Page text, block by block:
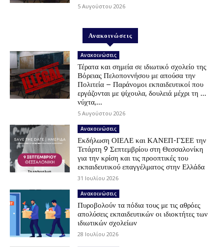
5 Αυγούστου 2026
Ανακοινώσεις
Ανακοινώσεις
Τέρατα και σημεία σε ιδιωτικό σχολείο της
Βόρειας Πελοποννήσου με απούσα την
Πολιτεία – Παράνομοι εκπαιδευτικοί που
εργάζονται με ψίχουλα, δουλειά μέχρι τη …
νύχτα,...
5 Αυγούστου 2026
Ανακοινώσεις
Εκδήλωση ΟΙΕΛΕ και ΚΑΝΕΠ-ΓΣΕΕ την
Τετάρτη 9 Σεπτεμβρίου στη Θεσσαλονίκη
για την κρίση και τις προοπτικές του
εκπαιδευτικού επαγγέλματος στην Ελλάδα
31 Ιουλίου 2026
Ανακοινώσεις
Πυροβολούν τα πόδια τους με τις αθρόες
απολύσεις εκπαιδευτικών οι ιδιοκτήτες των
ιδιωτικών σχολείων
28 Ιουλίου 2026